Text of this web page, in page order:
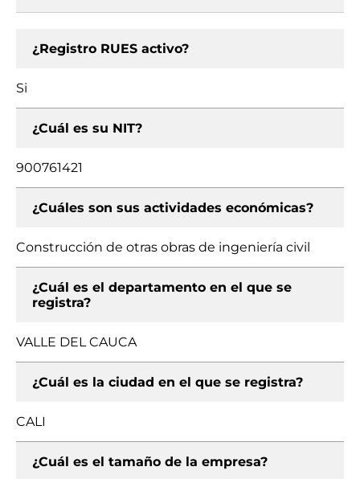
¿Registro RUES activo?
Si
¿Cuál es su NIT?
900761421
¿Cuáles son sus actividades económicas?
Construcción de otras obras de ingeniería civil
¿Cuál es el departamento en el que se
registra?
VALLE DEL CAUCA
¿Cuál es la ciudad en el que se registra?
CALI
¿Cuál es el tamaño de la empresa?